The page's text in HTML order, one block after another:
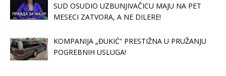
SUD OSUDIO UZBUNJIVAČICU MAJU NA PET
MESECI ZATVORA, A NE DILERE!
KOMPANIJA „ĐUKIĆ“ PRESTIŽNA U PRUŽANJU
POGREBNIH USLUGA!